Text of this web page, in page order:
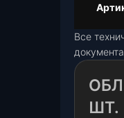
Все
ШТ.